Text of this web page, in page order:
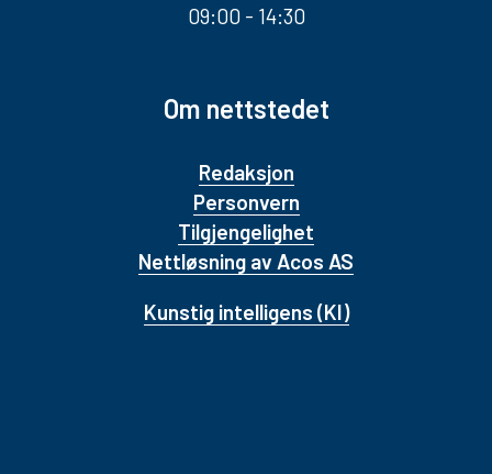
09:00 - 14:30
Om nettstedet
Redaksjon
Personvern
Tilgjengelighet
Nettløsning av Acos AS
Kunstig intelligens (KI)